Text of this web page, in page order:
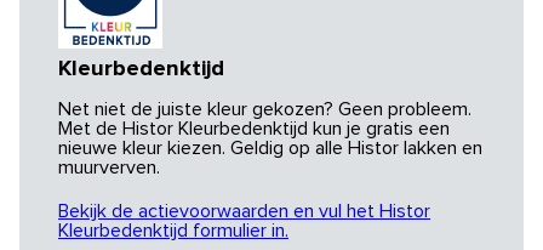
Kleurbedenktijd
Net niet de juiste kleur gekozen? Geen probleem.
Met de Histor Kleurbedenktijd kun je gratis een
nieuwe kleur kiezen. Geldig op alle Histor lakken en
muurverven.
Bekijk de actievoorwaarden en vul het Histor
Kleurbedenktijd formulier in.